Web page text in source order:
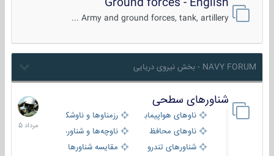
Army and ground forces, tank, artillery ...
NAVY FORUM - بخش نیروی دریایی
شناورهای سطحی
ناوهای هواپیمابر و بالگرد بررزمناوها و ناوشکن‌ها
ناوهای محافظ
ناوچه‌ها و شناورهای گشتی
شناورهای تندرو
مقایسه شناورها
2
مرداد
1405